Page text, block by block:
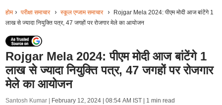
होम परीक्षा समाचार स्कूल एग्जाम समाचार
Rojgar Mela 2024: पीएम मोदी आज बांटेंगे 1
लाख से ज्यादा नियुक्ति पत्र, 47 जगहों पर रोजगार मेले का आयोजन
Rojgar Mela 2024: पीएम मोदी आज बांटेंगे 1
लाख से ज्यादा नियुक्ति पत्र, 47 जगहों पर रोजगार
मेले का आयोजन
Santosh Kumar | February 12, 2024 | 08:54 AM IST| 1 min read